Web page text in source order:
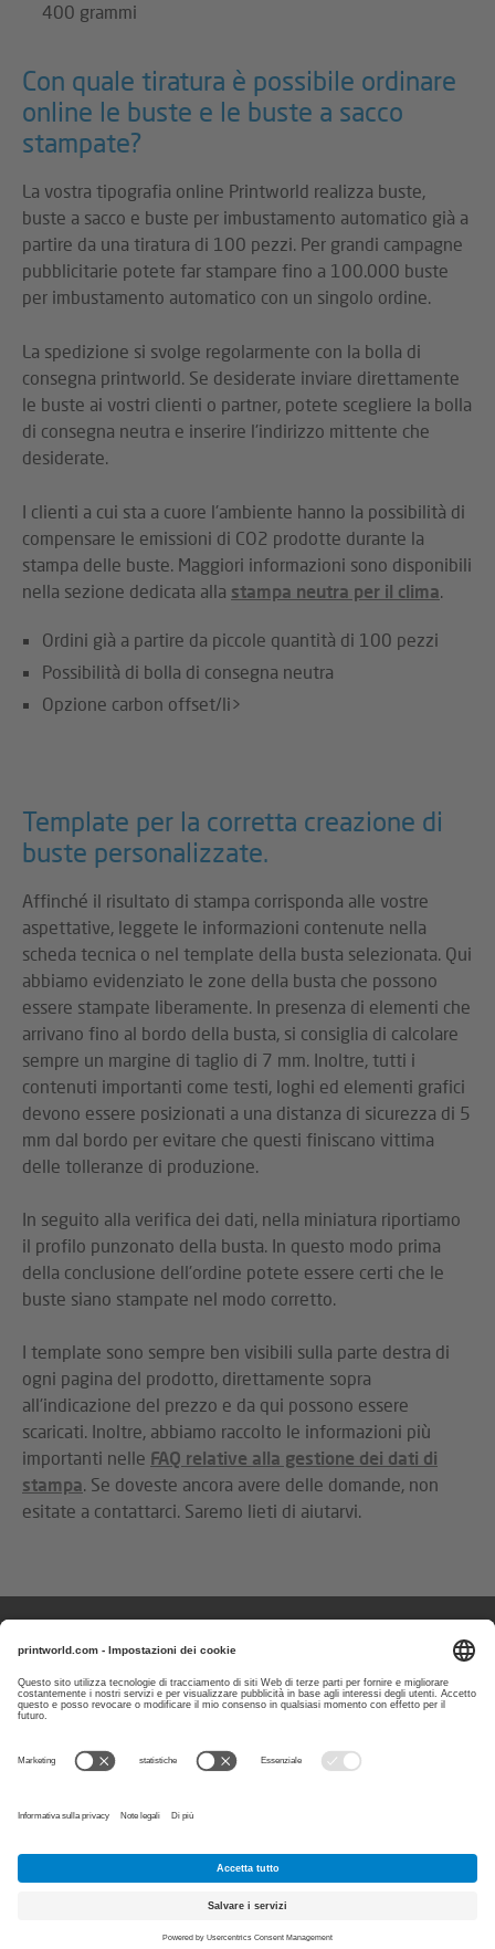
400 grammi
Con quale tiratura è possibile ordinare
online le buste e le buste a sacco
stampate?
La vostra tipografia online Printworld realizza buste,
buste a sacco e buste per imbustamento automatico già a
partire da una tiratura di 100 pezzi. Per grandi campagne
pubblicitarie potete far stampare fino a 100.000 buste
per imbustamento automatico con un singolo ordine.
La spedizione si svolge regolarmente con la bolla di
consegna printworld. Se desiderate inviare direttamente
le buste ai vostri clienti o partner, potete scegliere la bolla
di consegna neutra e inserire l'indirizzo mittente che
desiderate.
I clienti a cui sta a cuore l'ambiente hanno la possibilità di
compensare le emissioni di CO2 prodotte durante la
stampa delle buste. Maggiori informazioni sono disponibili
nella sezione dedicata alla stampa neutra per il clima.
Ordini già a partire da piccole quantità di 100 pezzi
Possibilità di bolla di consegna neutra
Opzione carbon offset/li>
Template per la corretta creazione di
buste personalizzate.
Affinché il risultato di stampa corrisponda alle vostre
aspettative, leggete le informazioni contenute nella
scheda tecnica o nel template della busta selezionata. Qui
abbiamo evidenziato le zone della busta che possono
essere stampate liberamente. In presenza di elementi che
arrivano fino al bordo della busta, si consiglia di calcolare
sempre un margine di taglio di 7 mm. Inoltre, tutti i
contenuti importanti come testi, loghi ed elementi grafici
devono essere posizionati a una distanza di sicurezza di 5
mm dal bordo per evitare che questi finiscano vittima
delle tolleranze di produzione.
In seguito alla verifica dei dati, nella miniatura riportiamo
il profilo punzonato della busta. In questo modo prima
della conclusione dell'ordine potete essere certi che le
buste siano stampate nel modo corretto.
I template sono sempre ben visibili sulla parte destra di
ogni pagina del prodotto, direttamente sopra
all'indicazione del prezzo e da qui possono essere
scaricati. Inoltre, abbiamo raccolto le informazioni più
importanti nelle FAQ relative alla gestione dei dati di
stampa. Se doveste ancora avere delle domande, non
esitate a contattarci. Saremo lieti di aiutarvi.
Domande o suggerimenti?
Puoi contattarci
dalle 8:00 alle 17:00
800794113
assistenza@printworld.it
MasterCard